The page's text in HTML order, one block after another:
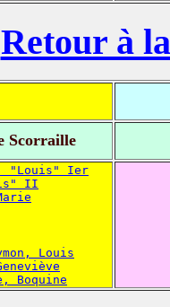
Retour à
Scorraille
"Louis" Ier
II
Louis
Boquine